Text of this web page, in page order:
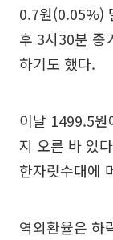
0.7원(0.05%)
후 3시30분 종
하기도 했다.
이날 1499.5원
지 오른 바 있
한자릿수대에
역외환율은 하